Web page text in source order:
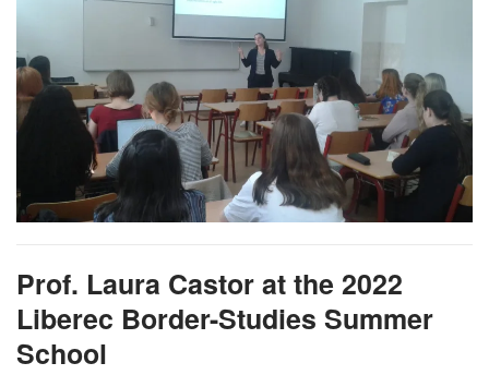
Prof. Laura Castor at the 2022
Liberec Border-Studies Summer
School